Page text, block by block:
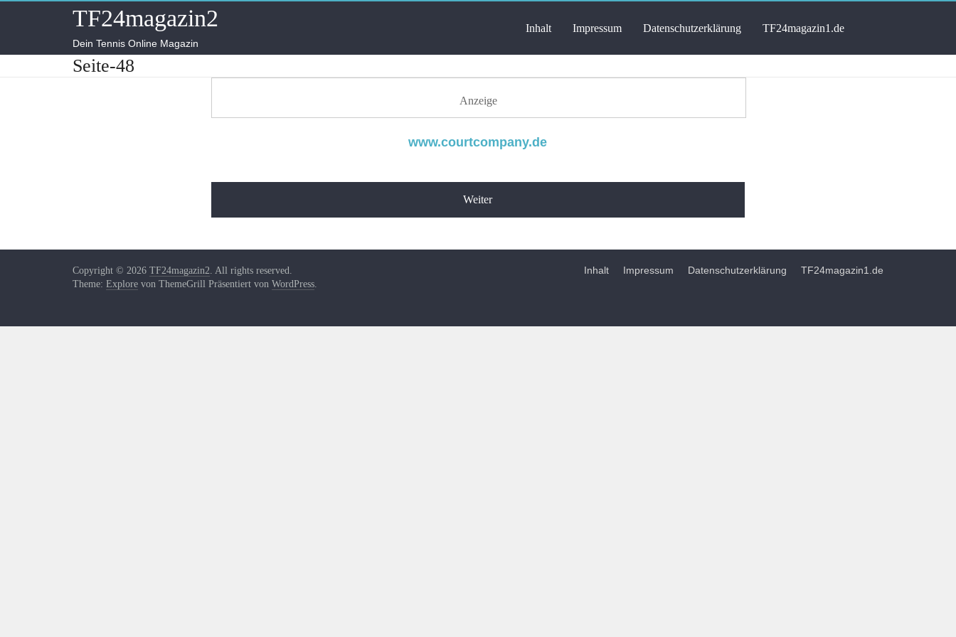
TF24magazin2
Dein Tennis Online Magazin
Inhalt Impressum Datenschutzerklärung TF24magazin1.de
Seite-48
Anzeige
www.courtcompany.de
Weiter
Copyright © 2026TF24magazin2. All rights reserved.
Theme:Explore von ThemeGrill Präsentiert vonWordPress
Inhalt Impressum Datenschutzerklärung TF24magazin1.de